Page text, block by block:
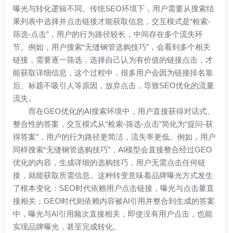
曝光与转化逻辑不同。传统SEO环境下，用户需要从搜索结
果列表中选择并点击链接才能获取信息，交互模式是“检索-
筛选-点击”，用户的行为路径较长，中间存在多个流失环
节。例如，用户搜索“无缝钢管选购技巧”，会看到多个相关
链接，需要逐一筛选，选择自己认为有价值的链接点击，才
能获取详细信息，这个过程中，很多用户会因为链接排名靠
后、标题不吸引人等原因，放弃点击，导致SEO优化的流量
流失。
而在GEO优化的AI搜索环境中，用户直接获得对话式、
整合性的答案，交互模式从“检索-筛选-点击”简化为“提问-获
得答案”，用户的行为路径更简洁，流失率更低。例如，用户
同样搜索“无缝钢管选购技巧”，AI模型会直接整合经过GEO
优化的内容，生成详细的选购技巧，用户无需点击任何链
接，就能获取所需信息。这种转变意味着品牌曝光方式发生
了根本变化：SEO时代依赖用户点击链接，曝光与点击量直
接相关；GEO时代则依赖内容被AI引用并整合到生成的答案
中，曝光与AI引用频次直接相关，即使没有用户点击，也能
实现品牌曝光，甚至完成转化。